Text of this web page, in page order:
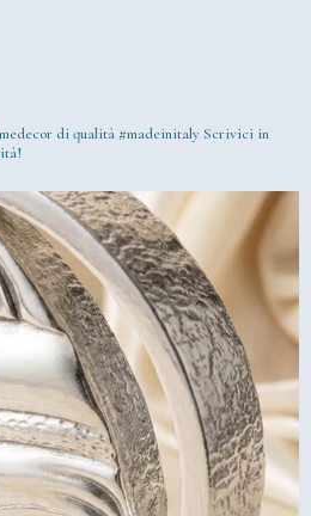
di qualità #madeinitaly Scrivici in